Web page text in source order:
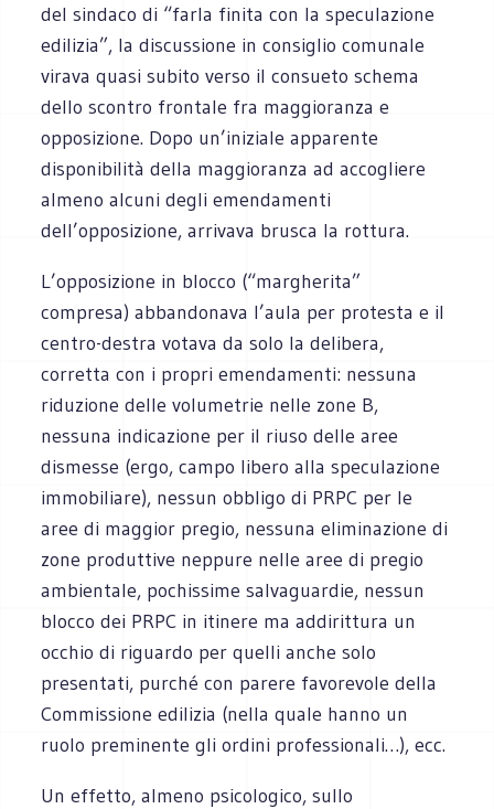
del sindaco di “farla finita con la speculazione
edilizia”, la discussione in consiglio comunale
virava quasi subito verso il consueto schema
dello scontro frontale fra maggioranza e
opposizione. Dopo un’iniziale apparente
disponibilità della maggioranza ad accogliere
almeno alcuni degli emendamenti
dell’opposizione, arrivava brusca la rottura.
L’opposizione in blocco (“margherita”
compresa) abbandonava l’aula per protesta e il
centro-destra votava da solo la delibera,
corretta con i propri emendamenti: nessuna
riduzione delle volumetrie nelle zone B,
nessuna indicazione per il riuso delle aree
dismesse (ergo, campo libero alla speculazione
immobiliare), nessun obbligo di PRPC per le
aree di maggior pregio, nessuna eliminazione di
zone produttive neppure nelle aree di pregio
ambientale, pochissime salvaguardie, nessun
blocco dei PRPC in itinere ma addirittura un
occhio di riguardo per quelli anche solo
presentati, purché con parere favorevole della
Commissione edilizia (nella quale hanno un
ruolo preminente gli ordini professionali…), ecc.
Un effetto, almeno psicologico, sullo